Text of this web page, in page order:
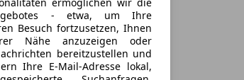
- etwa, um Ihre
Besuch fortzusetzen, Ihnen
Nähe anzuzeigen oder
bereitzustellen und
Ihre E-Mail-Adresse lokal,